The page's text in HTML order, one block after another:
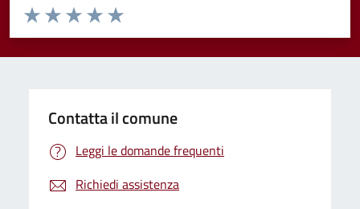
Valuta da 1 a 5 stelle la pagina
Valuta 5 stelle su 5
Valuta 4 stelle su 5
Valuta 3 stelle su 5
Valuta 2 stelle su 5
Valuta 1 stelle su 5
Contatta il comune
Leggi le domande frequenti
Richiedi assistenza